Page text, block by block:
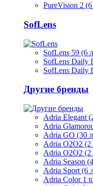
PureVision 2
SofLens
SofLens 59 (6
SofLens Daily
SofLens Daily
Другие бренды
Adria Elegant
Adria
Adria GO (30
Adria O2O2
Adria O2O2
Adria Season
Adria Sport (6
Adria Сolor 1